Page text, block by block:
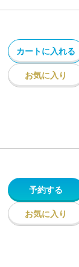
カートに入れる
お気に入り
予約する
お気に入り